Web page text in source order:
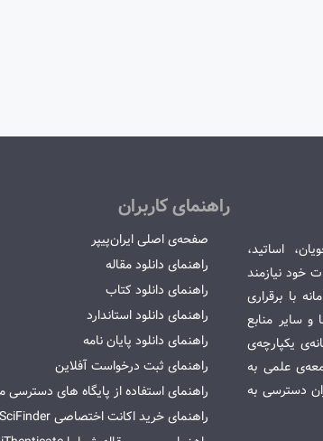
اساتید،
خود نیازمند
با برقراری
و سایر منابع
یکپارچه‌ی
علمی به
دسترسی به
راهنمای کاربران
صفحه‌ی اصلی ایران‌پیپر
راهنمای دانلود مقاله
راهنمای دانلود کتاب
راهنمای دانلود استاندارد
راهنمای دانلود پایان نامه
راهنمای ثبت درخواست آفلاین
راهنمای استفاده از پایگاه های دسترسی
راهنمای خرید اکانت اختصاصی SciFinder